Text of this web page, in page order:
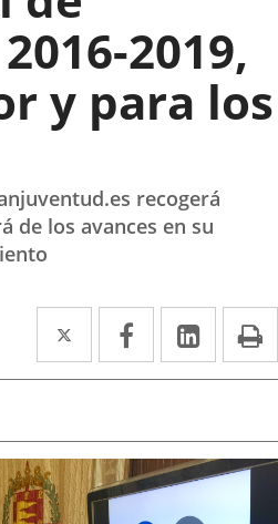
2019,
y para los
recogerá
de los avances en su
Twitter
Enlace
a
aplicación
externa.
Facebook
Enlace
a
aplicación
externa.
Enlace
a